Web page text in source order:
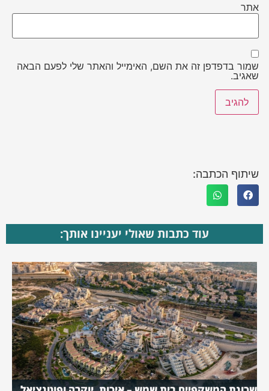
אתר
שמור בדפדפן זה את השם, האימייל והאתר שלי לפעם הבאה
שאגיב.
שיתוף הכתבה:
עוד כתבות שאולי יעניינו אותך: